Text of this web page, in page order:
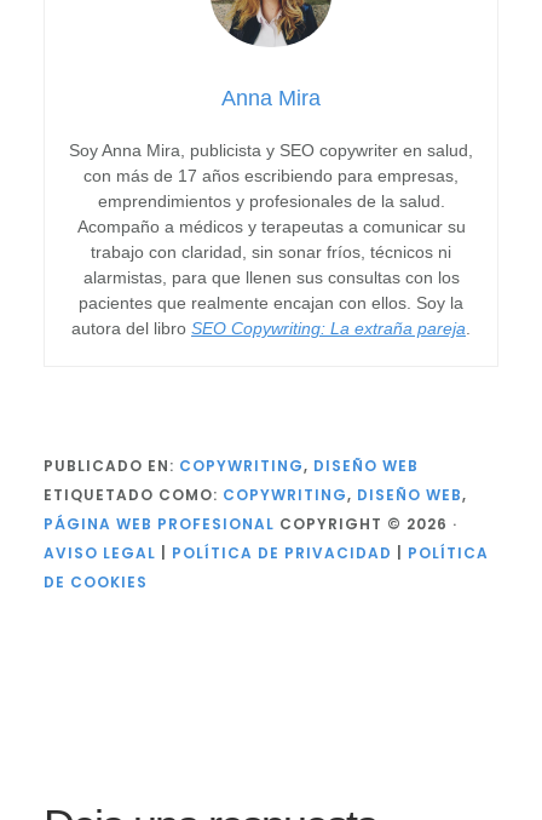
Anna Mira
Soy Anna Mira, publicista y SEO copywriter en salud,
con más de 17 años escribiendo para empresas,
emprendimientos y profesionales de la salud.
Acompaño a médicos y terapeutas a comunicar su
trabajo con claridad, sin sonar fríos, técnicos ni
alarmistas, para que llenen sus consultas con los
pacientes que realmente encajan con ellos. Soy la
autora del libro SEO Copywriting: La extraña pareja
PUBLICADO EN: COPYWRITING, DISEÑO WEB
ETIQUETADO COMO: COPYWRITING, DISEÑO WEB,
PÁGINA WEB PROFESIONAL COPYRIGHT © 2026 ·
AVISO LEGAL
POLÍTICA DE PRIVACIDAD
POLÍTICA
DE COOKIES